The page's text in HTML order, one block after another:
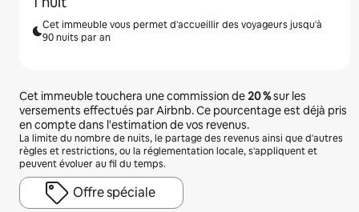
Cet immeuble vous permet d'accueillir des voyageurs jusqu'à
90 nuits par an
Cet immeuble touchera une commission de20 %sur les
versements effectués par Airbnb. Ce pourcentage est déjà pris
en compte dans l'estimation de vos revenus.
La limite du nombre de nuits, le partage des revenus ainsi que d'autres
règles et restrictions, ou la réglementation locale, s'appliquent et
peuvent évoluer au fil du temps.
Offre spéciale